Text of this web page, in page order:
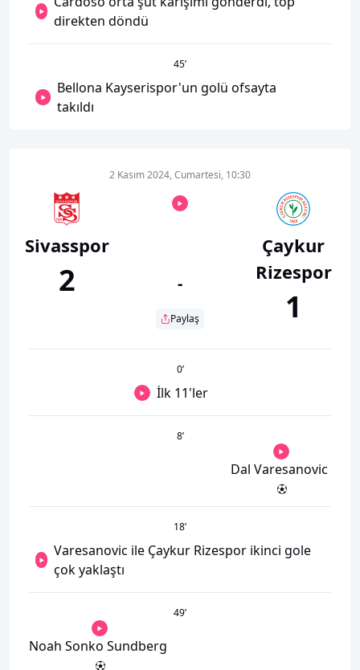
direkten döndü
45’
Bellona Kayserispor'un golü ofsayta
takıldı
Sivasspor
2
2 Kasım 2024, Cumartesi, 10:30
-
Paylaş
Çaykur
Rizespor
1
0’
İlk 11'ler
8’
Dal Varesanovic
18’
Varesanovic ile Çaykur Rizespor ikinci gole
çok yaklaştı
49’
Noah Sonko Sundberg